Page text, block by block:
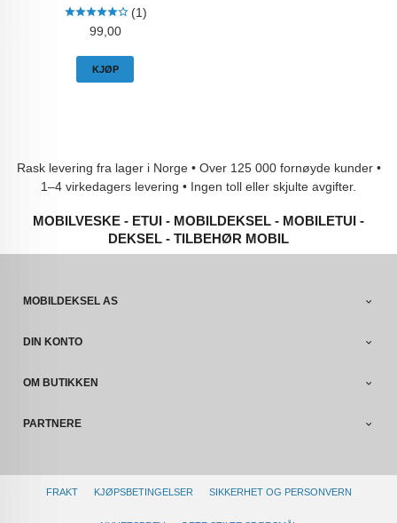
(1)
Pris
99,00
KJØP
Rask levering fra lager i Norge • Over 125 000 fornøyde kunder •
1–4 virkedagers levering • Ingen toll eller skjulte avgifter.
MOBILVESKE - ETUI - MOBILDEKSEL - MOBILETUI -
DEKSEL - TILBEHØR MOBIL
MOBILDEKSEL AS
DIN KONTO
OM BUTIKKEN
PARTNERE
FRAKT KJØPSBETINGELSER SIKKERHET OG PERSONVERN